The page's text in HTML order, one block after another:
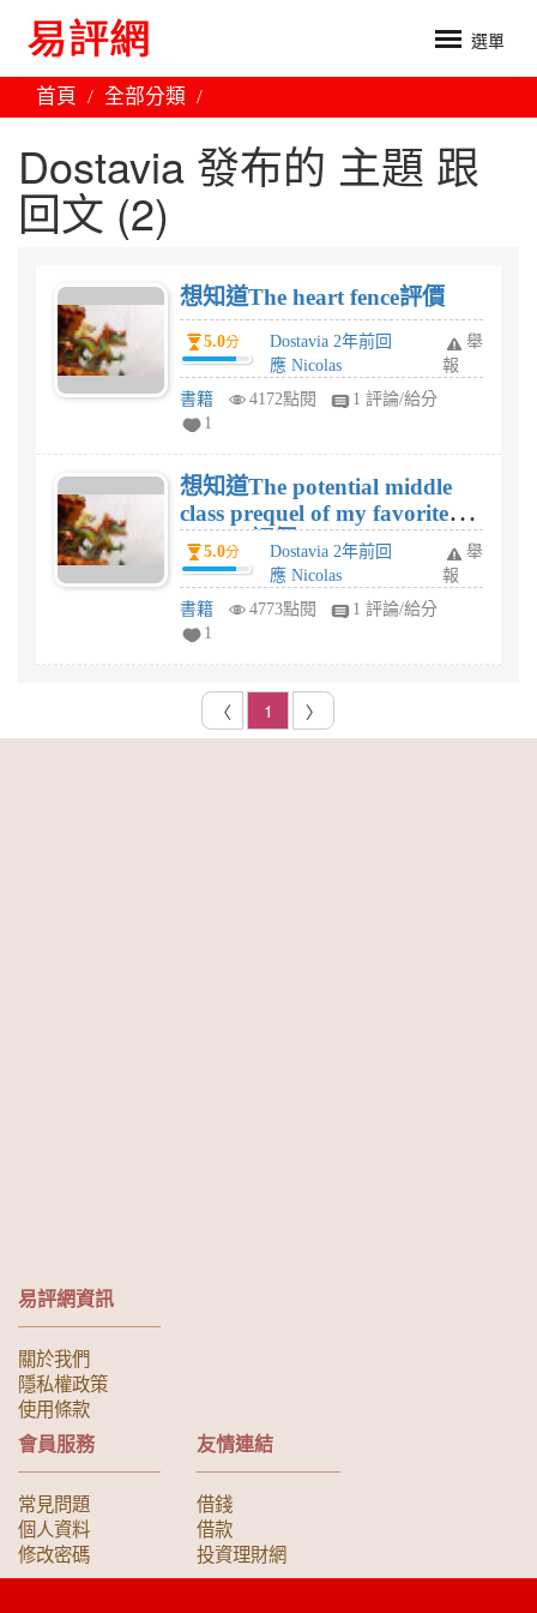
選單
首頁 全部分類
Dostavia 發布的 主題 跟
回文 (2)
想知道The heart fence評價
5.0分
Dostavia 2年前回
應 Nicolas
舉
報
書籍
4172點閱
1 評論/給分
1
想知道The potential middle
class prequel of my favorite
present評價
5.0分
Dostavia 2年前回
應 Nicolas
舉
報
書籍
4773點閱
1 評論/給分
1
〈 1 〉
易評網資訊
關於我們
隱私權政策
使用條款
會員服務
常見問題
個人資料
修改密碼
友情連結
借錢
借款
投資理財網